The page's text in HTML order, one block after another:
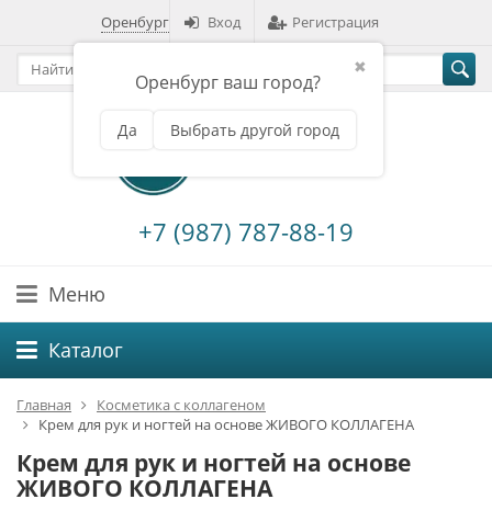
Оренбург
✖
Оренбург ваш город?
Да Выбрать другой город
Вход Регистрация
+7 (987) 787-88-19
Меню
Каталог
Главная
Косметика с коллагеном
Крем для рук и ногтей на основе ЖИВОГО КОЛЛАГЕНА
Крем для рук и ногтей на основе
ЖИВОГО КОЛЛАГЕНА